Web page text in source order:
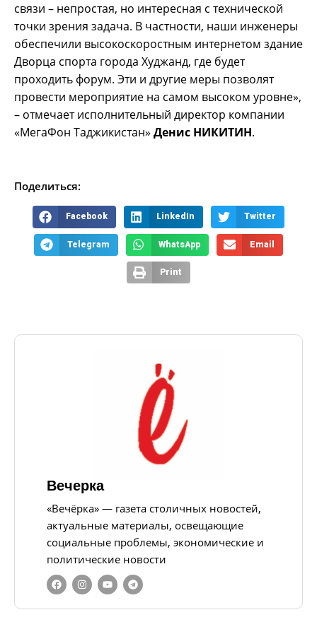
связи – непростая, но интересная с технической
точки зрения задача. В частности, наши инженеры
обеспечили высокоскоростным интернетом здание
Дворца спорта города Худжанд, где будет
проходить форум. Эти и другие меры позволят
провести мероприятие на самом высоком уровне»,
– отмечает исполнительный директор компании
«МегаФон Таджикистан» Денис НИКИТИН.
Поделиться:
Facebook LinkedIn Twitter
Telegram WhatsApp Email
Print
Вечерка
«Вечёрка» — газета столичных новостей,
актуальные материалы, освещающие
социальные проблемы, экономические и
политические новости